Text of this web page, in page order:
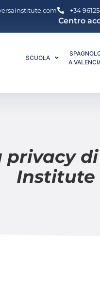
+34
Centro
SCUOLA
A
di
Institute